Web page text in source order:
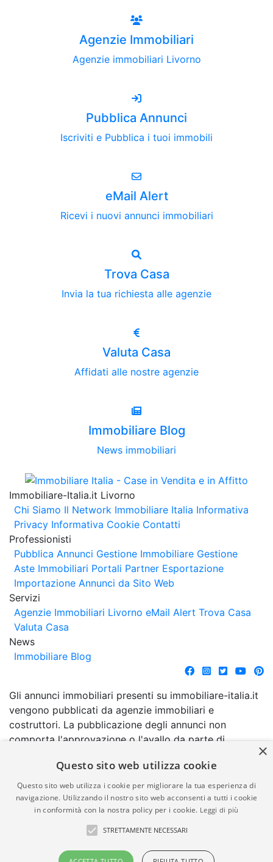
Agenzie Immobiliari
Agenzie immobiliari Livorno
Pubblica Annunci
Iscriviti e Pubblica i tuoi immobili
eMail Alert
Ricevi i nuovi annunci immobiliari
Trova Casa
Invia la tua richiesta alle agenzie
Valuta Casa
Affidati alle nostre agenzie
Immobiliare Blog
News immobiliari
Immobiliare-Italia.it Livorno
Chi Siamo Il Network Immobiliare Italia Informativa
Privacy Informativa Cookie Contatti
Professionisti
Pubblica Annunci Gestione Immobiliare Gestione
Aste Immobiliari Portali Partner Esportazione
Importazione Annunci da Sito Web
Servizi
Agenzie Immobiliari Livorno eMail Alert Trova Casa
Valuta Casa
News
Immobiliare Blog
Gli annunci immobiliari presenti su immobiliare-italia.it
vengono pubblicati da agenzie immobiliari e
costruttori. La pubblicazione degli annunci non
comporta l'approvazione o l'avallo da parte di
garanzia da parte di quest'ultima. immobiliare-italia.it
quindi non è responsabile della veridicità, della
correttezza, della completezza, della normativa in
materia di privacy e/o di alcun altro aspetto dei
suddetti annunci.
© Copyright 2007 - 2026
Powered by
×
Questo sito web utilizza cookie
Questo sito web utilizza i cookie per migliorare la tua esperienza di
navigazione. Utilizzando il nostro sito web acconsenti a tutti i cookie
in conformità con la nostra policy per i cookie. Leggi di più
STRETTAMENTE NECESSARI